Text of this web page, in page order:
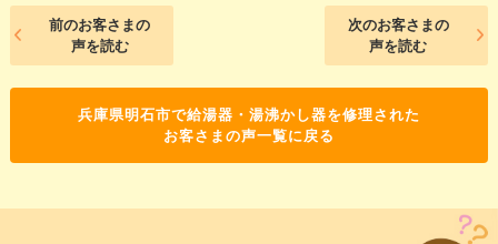
前のお客さまの
声を読む
次のお客さまの
声を読む
兵庫県明石市で給湯器・湯沸かし器を修理された
お客さまの声一覧に戻る